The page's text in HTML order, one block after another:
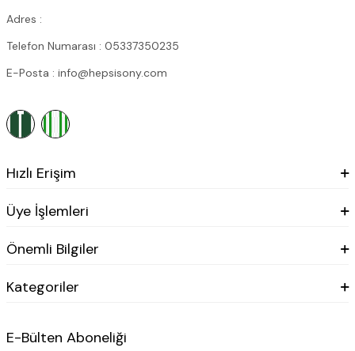
Adres :
Telefon Numarası : 05337350235
E-Posta : info@hepsisony.com
Hızlı Erişim
Üye İşlemleri
Önemli Bilgiler
Kategoriler
E-Bülten Aboneliği